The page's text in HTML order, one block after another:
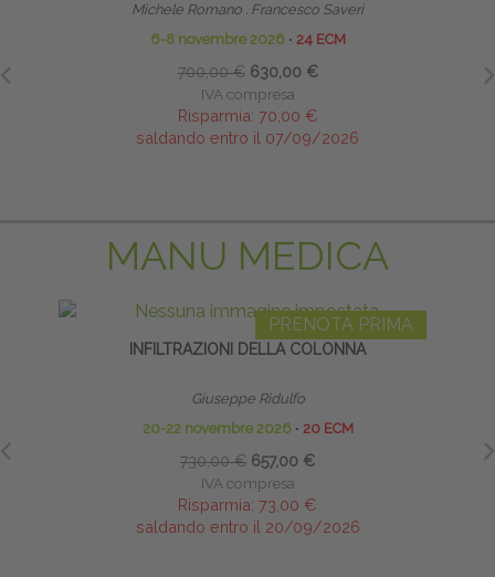
Michele Romano . Francesco Saveri
6-8 novembre 2026 ∙ 24 ECM
700,00 € 630,00 €
IVA compresa
Risparmia: 70,00 €
saldando entro il 07/09/2026
MANU MEDICA
PRENOTA PRIMA
INFILTRAZIONI DELLA COLONNA
Giuseppe Ridulfo
20-22 novembre 2026∙ 20 ECM
730,00 € 657,00 €
IVA compresa
Risparmia: 73,00 €
saldando entro il 20/09/2026